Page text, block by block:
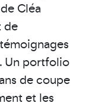
Cléa
de
Un portfolio
de coupe
et les